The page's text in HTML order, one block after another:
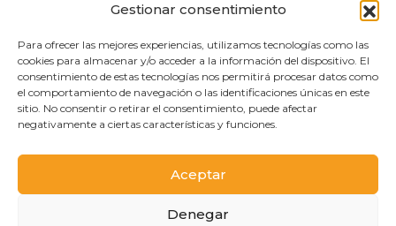
Gestionar consentimiento
Para ofrecer las mejores experiencias, utilizamos tecnologías como las
cookies para almacenar y/o acceder a la información del dispositivo. El
consentimiento de estas tecnologías nos permitirá procesar datos como
el comportamiento de navegación o las identificaciones únicas en este
sitio. No consentir o retirar el consentimiento, puede afectar
negativamente a ciertas características y funciones.
Aceptar
Denegar
Política de cookies
Política de devoluciones
Aviso legal
© 2026 - PETS KLUB - Todos los derechos reservados